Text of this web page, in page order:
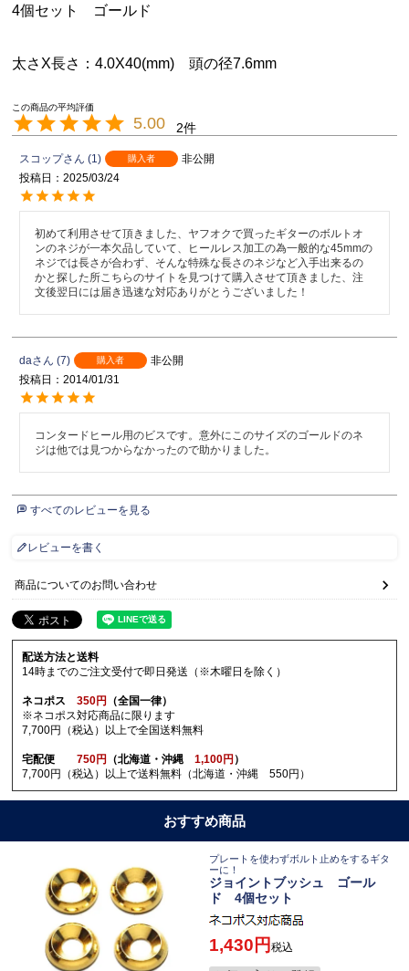
4個セット ゴールド
太さX長さ：4.0X40(mm) 頭の径7.6mm
5.00 2
スコップ 1 購入者
非公開
投稿日
2025/03/24
初めて利用させて頂きました、ヤフオクで買ったギターのボルトオ
ンのネジが一本欠品していて、ヒールレス加工の為一般的な45mmの
ネジでは長さが合わず、そんな特殊な長さのネジなど入手出来るの
かと探した所こちらのサイトを見つけて購入させて頂きました、注
文後翌日には届き迅速な対応ありがとうございました！
da 7 購入者
非公開
投稿日
2014/01/31
コンタードヒール用のビスです。意外にこのサイズのゴールドのネ
ジは他では見つからなかったので助かりました。
すべてのレビューを見る
レビューを書く
商品についてのお問い合わせ
配送方法と送料
14時までのご注文受付で即日発送（※木曜日を除く）
ネコポス350円
（全国一律）
※ネコポス対応商品に限ります
7,700円（税込）以上で全国送料無料
宅配便750円 （北海道・沖縄1,100円 ）
7,700円（税込）以上で送料無料（北海道・沖縄 550円）
おすすめ商品
プレートを使わずボルト止めをするギタ
ーに！
ジョイントブッシュ ゴール
ド 4個セット
1,430 税込